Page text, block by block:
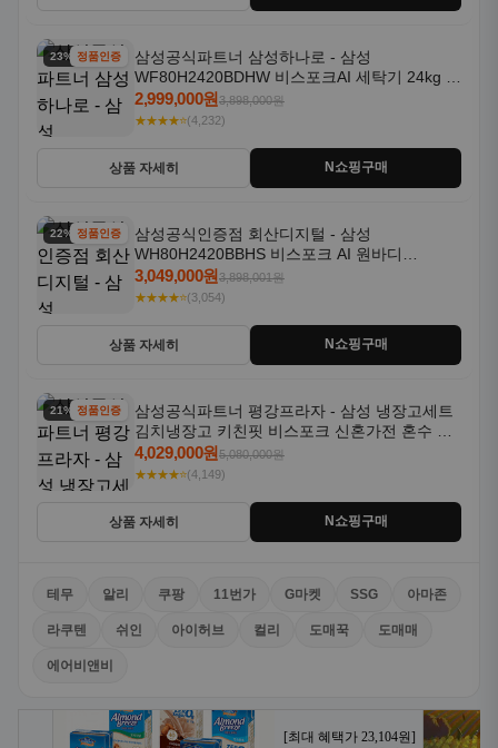
23% 할인정품인증
삼성공식파트너 삼성하나로 - 삼성
WF80H2420BDHW 비스포크AI 세탁기 24kg 건
조기 20kg 세제자동투입
2,999,000원3,898,000원
★★★★⭐(4,232)
상품 자세히 N쇼핑구매
22% 할인정품인증
삼성공식인증점 회산디지털 - 삼성
WH80H2420BBHS 비스포크 AI 원바디
24kg+20kg 세제자동투입 1등급
3,049,000원3,898,001원
★★★★⭐(3,054)
상품 자세히 N쇼핑구매
21% 할인정품인증
삼성공식파트너 평강프라자 - 삼성 냉장고세트
김치냉장고 키친핏 비스포크 신혼가전 혼수 입
주가전 빌트인 화이트
4,029,000원5,080,000원
★★★★⭐(4,149)
상품 자세히 N쇼핑구매
테무 알리 쿠팡 11번가 G마켓 SSG 아마존
라쿠텐 쉬인 아이허브 컬리 도매꾹 도매매
에어비앤비